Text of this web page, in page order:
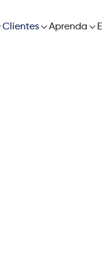
ClientesAprenda 